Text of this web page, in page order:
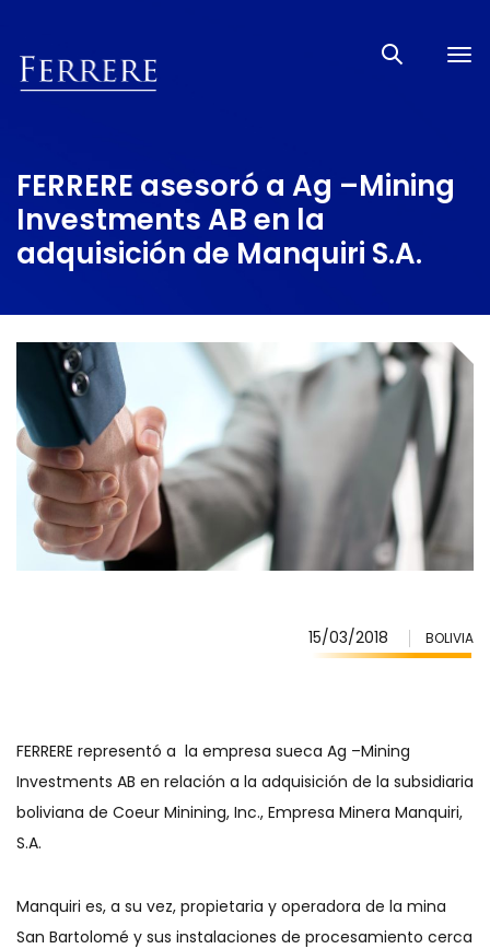
FERRERE asesoró a Ag –Mining
Investments AB en la
adquisición de Manquiri S.A.
15/03/2018 BOLIVIA
FERRERE representó a la empresa sueca Ag –Mining
Investments AB en relación a la adquisición de la subsidiaria
boliviana de Coeur Minining, Inc., Empresa Minera Manquiri,
S.A.
Manquiri es, a su vez, propietaria y operadora de la mina
San Bartolomé y sus instalaciones de procesamiento cerca